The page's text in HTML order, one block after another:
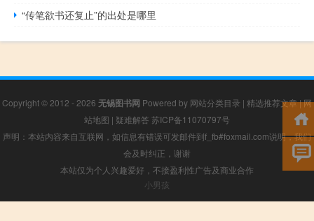
“传笔欲书还复止”的出处是哪里
Copyright © 2012 - 2026 无锡图书网 Powered by 网站分类目录 | 精选推荐文章|网
站地图 | 疑难解答 苏ICP备11070797号
声明：本站内容来自互联网，如信息有错误可发邮件到f_fb#foxmail.com说明，我们
会及时纠正，谢谢
本站仅为个人兴趣爱好，不接盈利性广告及商业合作
小男孩